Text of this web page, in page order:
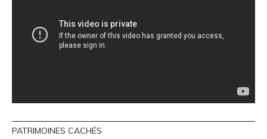
PATRIMOINES CACHÉS